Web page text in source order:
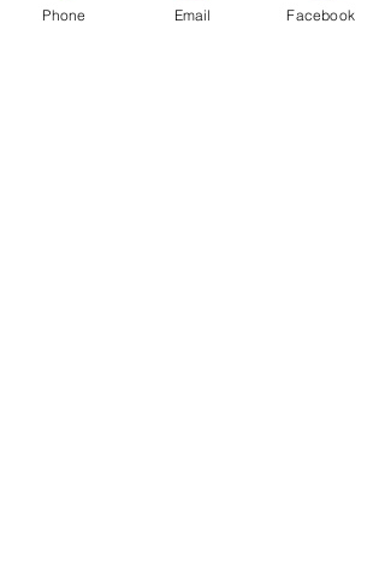
Phone Email Facebook